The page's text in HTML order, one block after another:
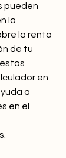
pueden
la
la renta
de tu
en
a
en el